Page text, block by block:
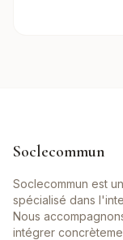
Soclecommun
Soclecommun est
spécialisé dans
Nous
intégrer